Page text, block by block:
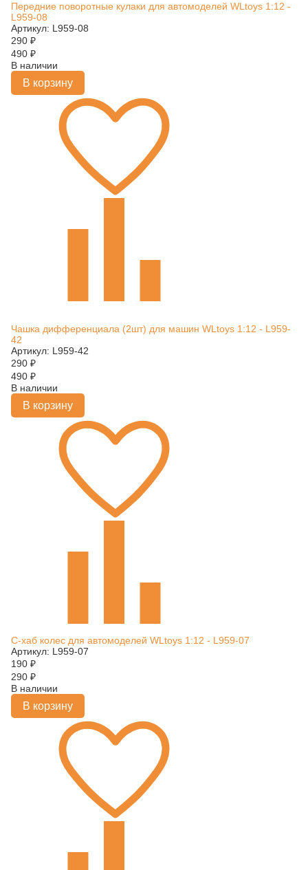
Передние поворотные кулаки для автомоделей WLtoys 1:12 -
L959-08
Артикул: L959-08
290 ₽
490 ₽
В наличии
В корзину
Чашка дифференциала (2шт) для машин WLtoys 1:12 - L959-
42
Артикул: L959-42
290 ₽
490 ₽
В наличии
В корзину
С-хаб колес для автомоделей WLtoys 1:12 - L959-07
Артикул: L959-07
190 ₽
290 ₽
В наличии
В корзину